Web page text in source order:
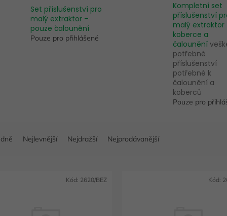
Set příslušenství pro
malý extraktor –
pouze čalounění
Pouze pro přihlášené
Kompletní set
příslušenství
malý extraktor
koberce a
čalounění
potřebné
příslušenství
potřebné k
čalounění a
koberců
Pouze pro
Nejlevnější Nejdražší Nejprodávanější
Kód: 2620/BEZ Kód: